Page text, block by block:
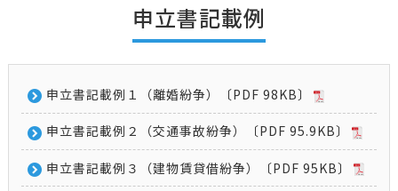
申立書記載例
申立書記載例１（離婚紛争）〔PDF 98KB〕
申立書記載例２（交通事故紛争）〔PDF 95.9KB〕
申立書記載例３（建物賃貸借紛争）〔PDF 95KB〕